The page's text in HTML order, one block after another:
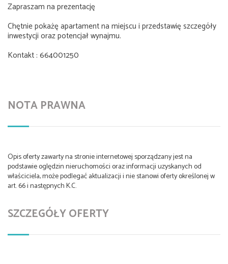
Zapraszam na prezentację
Chętnie pokażę apartament na miejscu i przedstawię szczegóły
inwestycji oraz potencjał wynajmu.
Kontakt : 664001250
NOTA PRAWNA
Opis oferty zawarty na stronie internetowej sporządzany jest na
podstawie oględzin nieruchomości oraz informacji uzyskanych od
właściciela, może podlegać aktualizacji i nie stanowi oferty określonej w
art. 66 i następnych K.C.
SZCZEGÓŁY OFERTY